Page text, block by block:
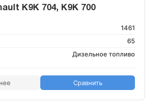
K9K 704, K9K 700
1461
65
Дизельное топливо
Сравнить